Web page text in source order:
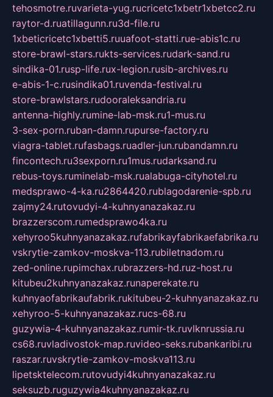
tehosmotre.ruvarieta-yug.rucricetc1xbetr1xbetcc2.ru
raytor-d.ruatillagunn.ru3d-file.ru
1xbeticricetc1xbetti5.ruuafoot-statti.rue-abis1c.ru
store-brawl-stars.rukts-services.rudark-sand.ru
sindika-01.rusp-life.rux-legion.rusib-archives.ru
e-abis-1-c.rusindika01.ruvenda-festival.ru
store-brawlstars.rudooraleksandria.ru
antenna-highly.rumine-lab-msk.ru1-mus.ru
3-sex-porn.ruban-damn.rupurse-factory.ru
viagra-tablet.rufasbags.ruadler-jun.rubandamn.ru
fincontech.ru3sexporn.ru1mus.rudarksand.ru
rebus-toys.ruminelab-msk.rualabuga-cityhotel.ru
medsprawo-4-ka.ru2864420.rublagodarenie-spb.ru
zajmy24.rutovudyi-4-kuhnyanazakaz.ru
brazzerscom.rumedsprawo4ka.ru
xehyroo5kuhnyanazakaz.rufabrikayfabrikaefabrika.ru
vskrytie-zamkov-moskva-113.rubiletnadom.ru
zed-online.rupimchax.rubrazzers-hd.ruz-host.ru
kitubeu2kuhnyanazakaz.runaperekate.ru
kuhnyaofabrikaufabrik.rukitubeu-2-kuhnyanazakaz.ru
xehyroo-5-kuhnyanazakaz.rucs-68.ru
guzywia-4-kuhnyanazakaz.rumir-tk.ruvlknrussia.ru
cs68.ruvladivostok-map.ruvideo-seks.rubankaribi.ru
raszar.ruvskrytie-zamkov-moskva113.ru
lipetsktelecom.rutovudyi4kuhnyanazakaz.ru
seksuzb.ruguzywia4kuhnyanazakaz.ru